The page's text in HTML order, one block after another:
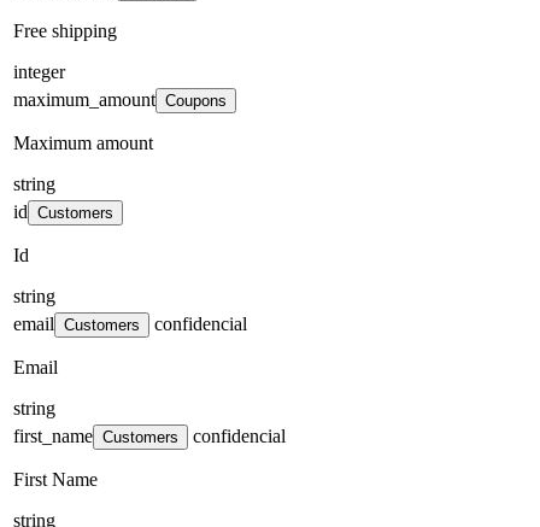
Free shipping
integer
maximum_amount Coupons
Maximum amount
string
id Customers
Id
string
email Customers confidencial
Email
string
first_name Customers confidencial
First Name
string